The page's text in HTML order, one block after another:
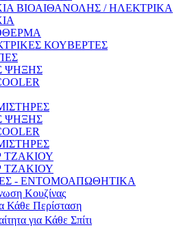
ΒΙΟΑΙΘΑΝΟΛΗΣ / ΗΛΕΚΤΡΙΚΑ
ΚΟΥΒΕΡΤΕΣ
ΨΗΞΗΣ
ΨΗΞΗΣ
ΤΖΑΚΙΟΥ
ΤΖΑΚΙΟΥ
- ΕΝΤΟΜΟΑΠΩΘΗΤΙΚΑ
Κουζίνας
Κάθε Περίσταση
για Κάθε Σπίτι